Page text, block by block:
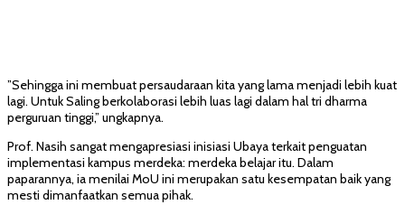
”Sehingga ini membuat persaudaraan kita yang lama menjadi lebih kuat
lagi. Untuk Saling berkolaborasi lebih luas lagi dalam hal tri dharma
perguruan tinggi,” ungkapnya.
Prof. Nasih sangat mengapresiasi inisiasi Ubaya terkait penguatan
implementasi kampus merdeka: merdeka belajar itu. Dalam
paparannya, ia menilai MoU ini merupakan satu kesempatan baik yang
mesti dimanfaatkan semua pihak.